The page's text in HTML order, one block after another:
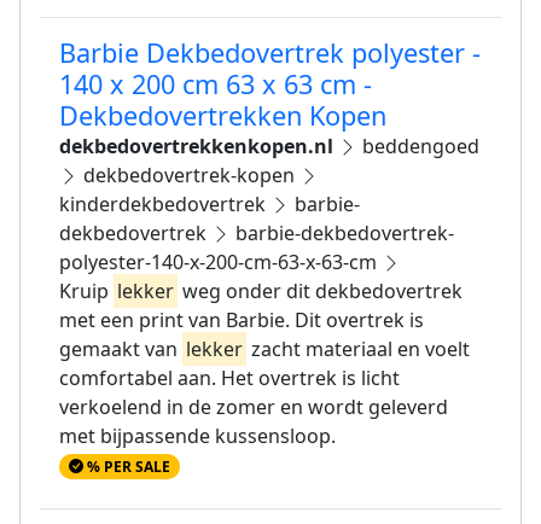
Barbie Dekbedovertrek polyester -
140 x 200 cm 63 x 63 cm -
Dekbedovertrekken Kopen
dekbedovertrekkenkopen.nl
beddengoed
dekbedovertrek-kopen
kinderdekbedovertrek
barbie-
dekbedovertrek
barbie-dekbedovertrek-
polyester-140-x-200-cm-63-x-63-cm
Kruip lekker weg onder dit dekbedovertrek
met een print van Barbie. Dit overtrek is
gemaakt van lekker zacht materiaal en voelt
comfortabel aan. Het overtrek is licht
verkoelend in de zomer en wordt geleverd
met bijpassende kussensloop.
% PER SALE